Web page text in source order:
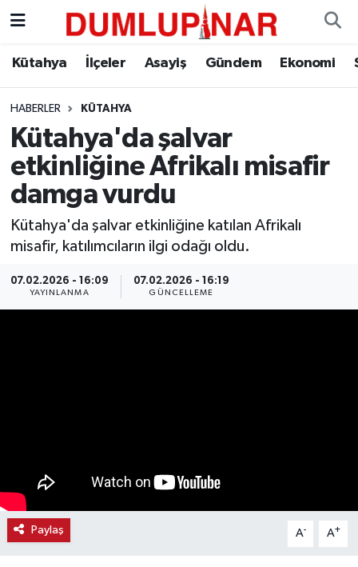
Kütahya İlçeler Asayiş Gündem Ekonomi
HABERLER KÜTAHYA
Kütahya'da şalvar
etkinliğine Afrikalı misafir
damga vurdu
Kütahya'da şalvar etkinliğine katılan Afrikalı
misafir, katılımcıların ilgi odağı oldu.
07.02.2026 - 16:09
YAYINLANMA
07.02.2026 - 16:19
GÜNCELLEME
Paylaş A- A+
Asayiş
Diğer
Dünya
Ekonomi
Magazin
Kütahya Hava Durumu
Kütahya Trafik Yoğunluk Haritası
Süper Lig Puan Durumu ve Fikstür
Tüm Manşetler
Son Dakika Haberleri